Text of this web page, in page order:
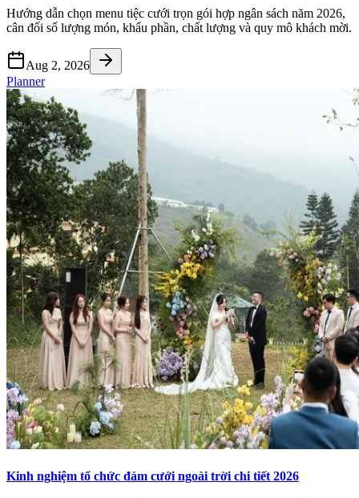
Hướng dẫn chọn menu tiệc cưới trọn gói hợp ngân sách năm 2026,
cân đối số lượng món, khẩu phần, chất lượng và quy mô khách mời.
Aug 2, 2026
Planner
Kinh nghiệm tổ chức đám cưới ngoài trời chi tiết 2026